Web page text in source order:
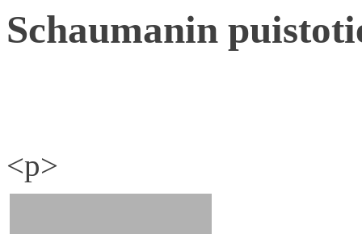
Schaumanin
<p>